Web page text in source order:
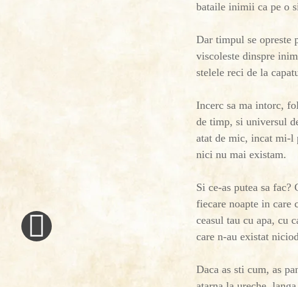
bataile inimii ca pe o
Dar timpul se opreste
viscoleste dinspre
stelele reci de la
Incerc sa ma intorc,
de timp, si universul
atat de mic, incat mi-l
nici nu mai existam.
Si ce-as putea sa
fiecare noapte in care
ceasul tau cu apa, cu
care n-au existat
Daca as sti cum, as
Previous